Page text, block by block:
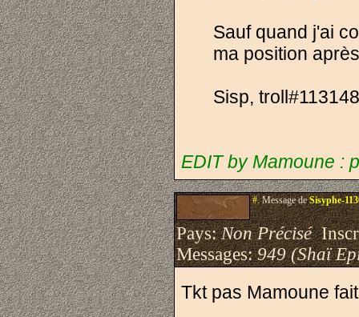
Sauf quand j'ai
ma position
Sisp, troll#113148
EDIT by Mamoune :
#.Message deSisyphe-
Pays:Non Précisé
Messages:949 (Shaï
Tkt pas Mamoune